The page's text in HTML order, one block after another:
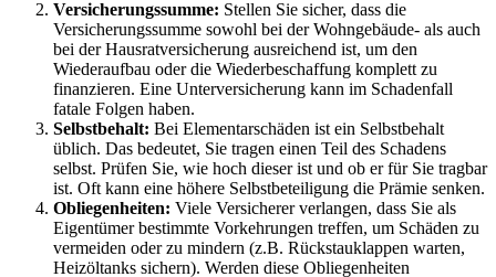
Versicherungssumme: Stellen Sie sicher, dass die
Versicherungssumme sowohl bei der Wohngebäude- als auch
bei der Hausratversicherung ausreichend ist, um den
Wiederaufbau oder die Wiederbeschaffung komplett zu
finanzieren. Eine Unterversicherung kann im Schadenfall
fatale Folgen haben.
Selbstbehalt: Bei Elementarschäden ist ein Selbstbehalt
üblich. Das bedeutet, Sie tragen einen Teil des Schadens
selbst. Prüfen Sie, wie hoch dieser ist und ob er für Sie tragbar
ist. Oft kann eine höhere Selbstbeteiligung die Prämie senken.
Obliegenheiten: Viele Versicherer verlangen, dass Sie als
Eigentümer bestimmte Vorkehrungen treffen, um Schäden zu
vermeiden oder zu mindern (z.B. Rückstauklappen warten,
Heizöltanks sichern). Werden diese Obliegenheiten